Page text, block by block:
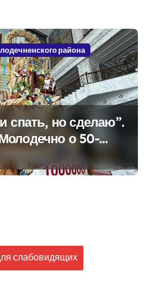
района
спать, но сделаю”.
о 50-
каравае для
слабовидящих